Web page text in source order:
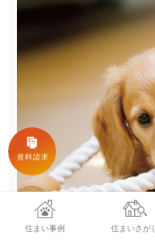
住まい事例 住まいさがし